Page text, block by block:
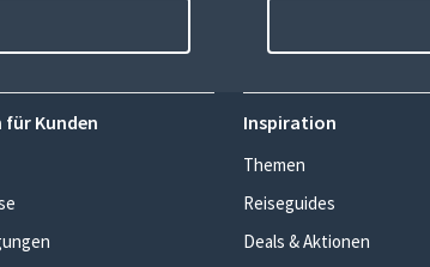
Kunden Inspiration
Themen
Reiseguides
Deals & Aktionen